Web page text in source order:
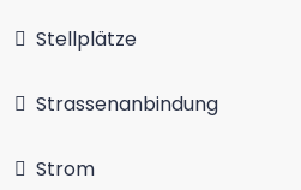
Stellplätze
Strassenanbindung
Strom